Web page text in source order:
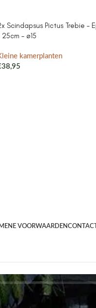
Scindapsus Pictus Trebie –
25cm – ø15
kamerplanten
38,95
VOORWAARDENCONTACT